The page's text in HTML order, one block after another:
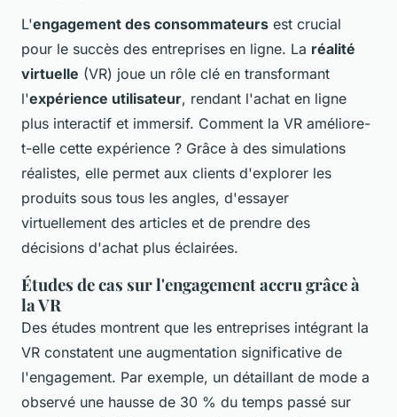
L'engagement des consommateurs est crucial
pour le succès des entreprises en ligne. La réalité
virtuelle (VR) joue un rôle clé en transformant
l'expérience utilisateur, rendant l'achat en ligne
plus interactif et immersif. Comment la VR améliore-
t-elle cette expérience ? Grâce à des simulations
réalistes, elle permet aux clients d'explorer les
produits sous tous les angles, d'essayer
virtuellement des articles et de prendre des
décisions d'achat plus éclairées.
Études de cas sur l'engagement accru grâce à
la VR
Des études montrent que les entreprises intégrant la
VR constatent une augmentation significative de
l'engagement. Par exemple, un détaillant de mode a
observé une hausse de 30 % du temps passé sur